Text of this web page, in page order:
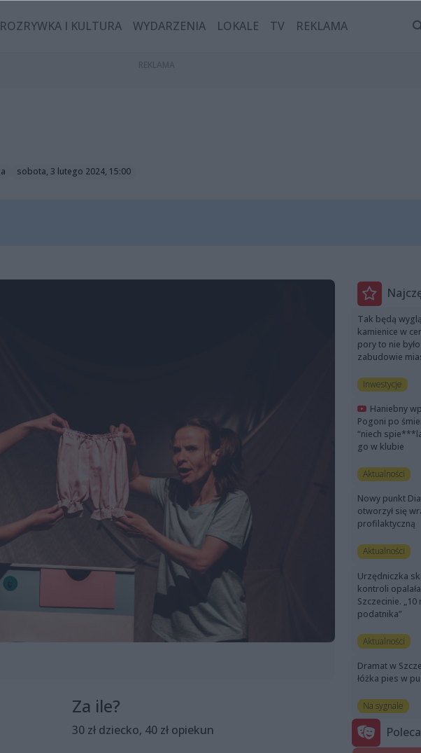
ROZRYWKA I KULTURA WYDARZENIA LOKALE TV REKLAMA
sobota, 3 lutego 2024, 15:00
Za ile?
30 zł dziecko, 40 zł opiekun
Tak będą
kamienice w
pory to nie
zabudowie
Inwestycje
Haniebny
Pogoni po
“niech
go w klubie
Aktualności
Nowy punkt
otworzył się
profilaktyczną
Aktualności
Urzędniczka
kontroli
Szczecinie.
podatnika”
Aktualności
Dramat w
łóżka pies w
Na sygnale